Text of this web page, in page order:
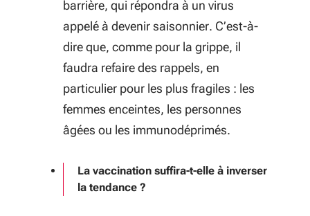
barrière, qui répondra à un virus
appelé à devenir saisonnier. C’est-à-
dire que, comme pour la grippe, il
faudra refaire des rappels, en
particulier pour les plus fragiles : les
femmes enceintes, les personnes
âgées ou les immunodéprimés.
La vaccination suffira-t-elle à inverser
la tendance ?